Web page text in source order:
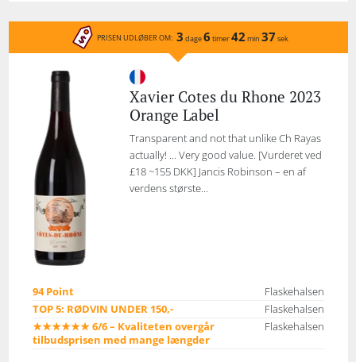
PRISEN UDLØBER OM: 3 dage6 timer42 min 37 sek
Xavier Cotes du Rhone 2023
Orange Label
Transparent and not that unlike Ch Rayas
actually! ... Very good value. [Vurderet ved
£18 ~155 DKK] Jancis Robinson – en af
verdens største...
94 Point
Flaskehalsen
TOP 5: RØDVIN UNDER 150,-
Flaskehalsen
★★★★★★ 6/6 – Kvaliteten overgår
tilbudsprisen med mange længder
Flaskehalsen